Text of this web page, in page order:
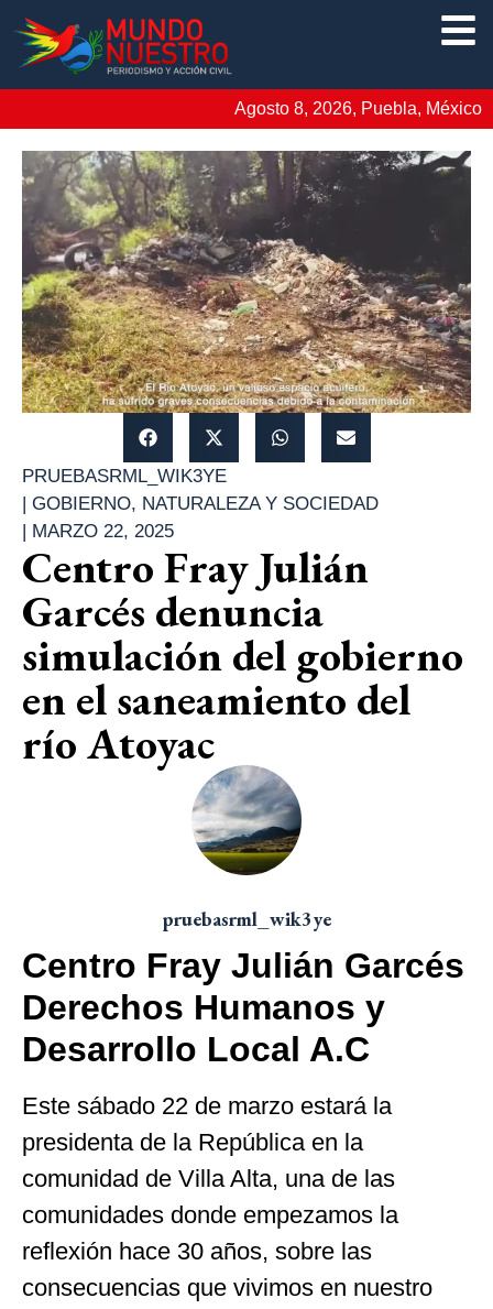
Agosto 8, 2026, Puebla, México
PRUEBASRML_WIK3YE
GOBIERNO, NATURALEZA Y SOCIEDAD
MARZO 22, 2025
Centro Fray Julián
Garcés denuncia
simulación del gobierno
en el saneamiento del
río Atoyac
pruebasrml_wik3ye
Centro Fray Julián Garcés
Derechos Humanos y
Desarrollo Local A.C
Este sábado 22 de marzo estará la
presidenta de la República en la
comunidad de Villa Alta, una de las
comunidades donde empezamos la
reflexión hace 30 años, sobre las
consecuencias que vivimos en nuestro